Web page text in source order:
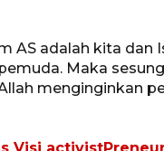
AS adalah kita dan
Maka
menginginkan
Visi